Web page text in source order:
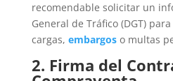
recomendable solicitar un
General de Tráfico (DGT)
cargas, embargos o multas
2. Firma del